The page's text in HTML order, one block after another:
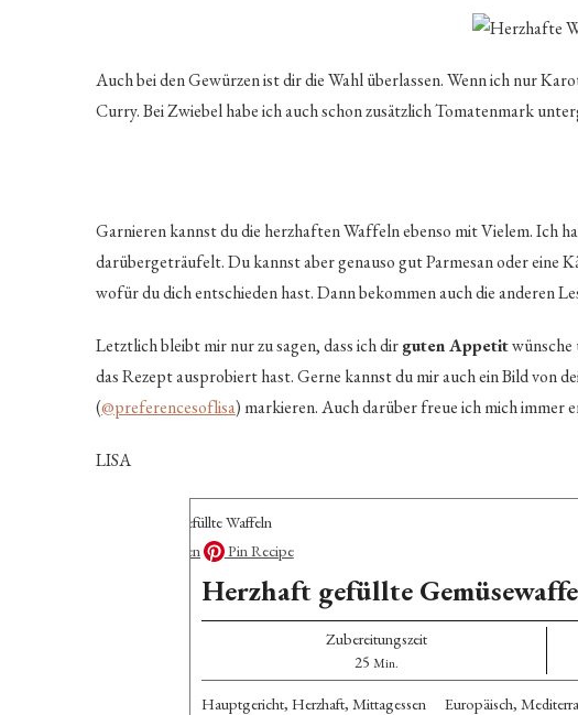
Auch bei den Gewürzen ist dir die Wahl überlassen. Wenn ich nur
Curry. Bei Zwiebel habe ich auch schon zusätzlich Tomatenmark
Garnieren kannst du die herzhaften Waffeln ebenso mit Vielem. Ich
darübergeträufelt. Du kannst aber genauso gut Parmesan oder eine
wofür du dich entschieden hast. Dann bekommen auch die anderen
Letztlich bleibt mir nur zu sagen, dass ich dirguten Appetitwünsche
das Rezept ausprobiert hast. Gerne kannst du mir auch ein Bild von
(@preferencesoflisa) markieren. Auch darüber freue ich mich immer
LISA
Rezept drucken Pin Recipe
Herzhaft gefüllte
Zubereitungszeit
25Minuten
Min.
Hauptgericht, Herzhaft, Mittagessen Europäisch,